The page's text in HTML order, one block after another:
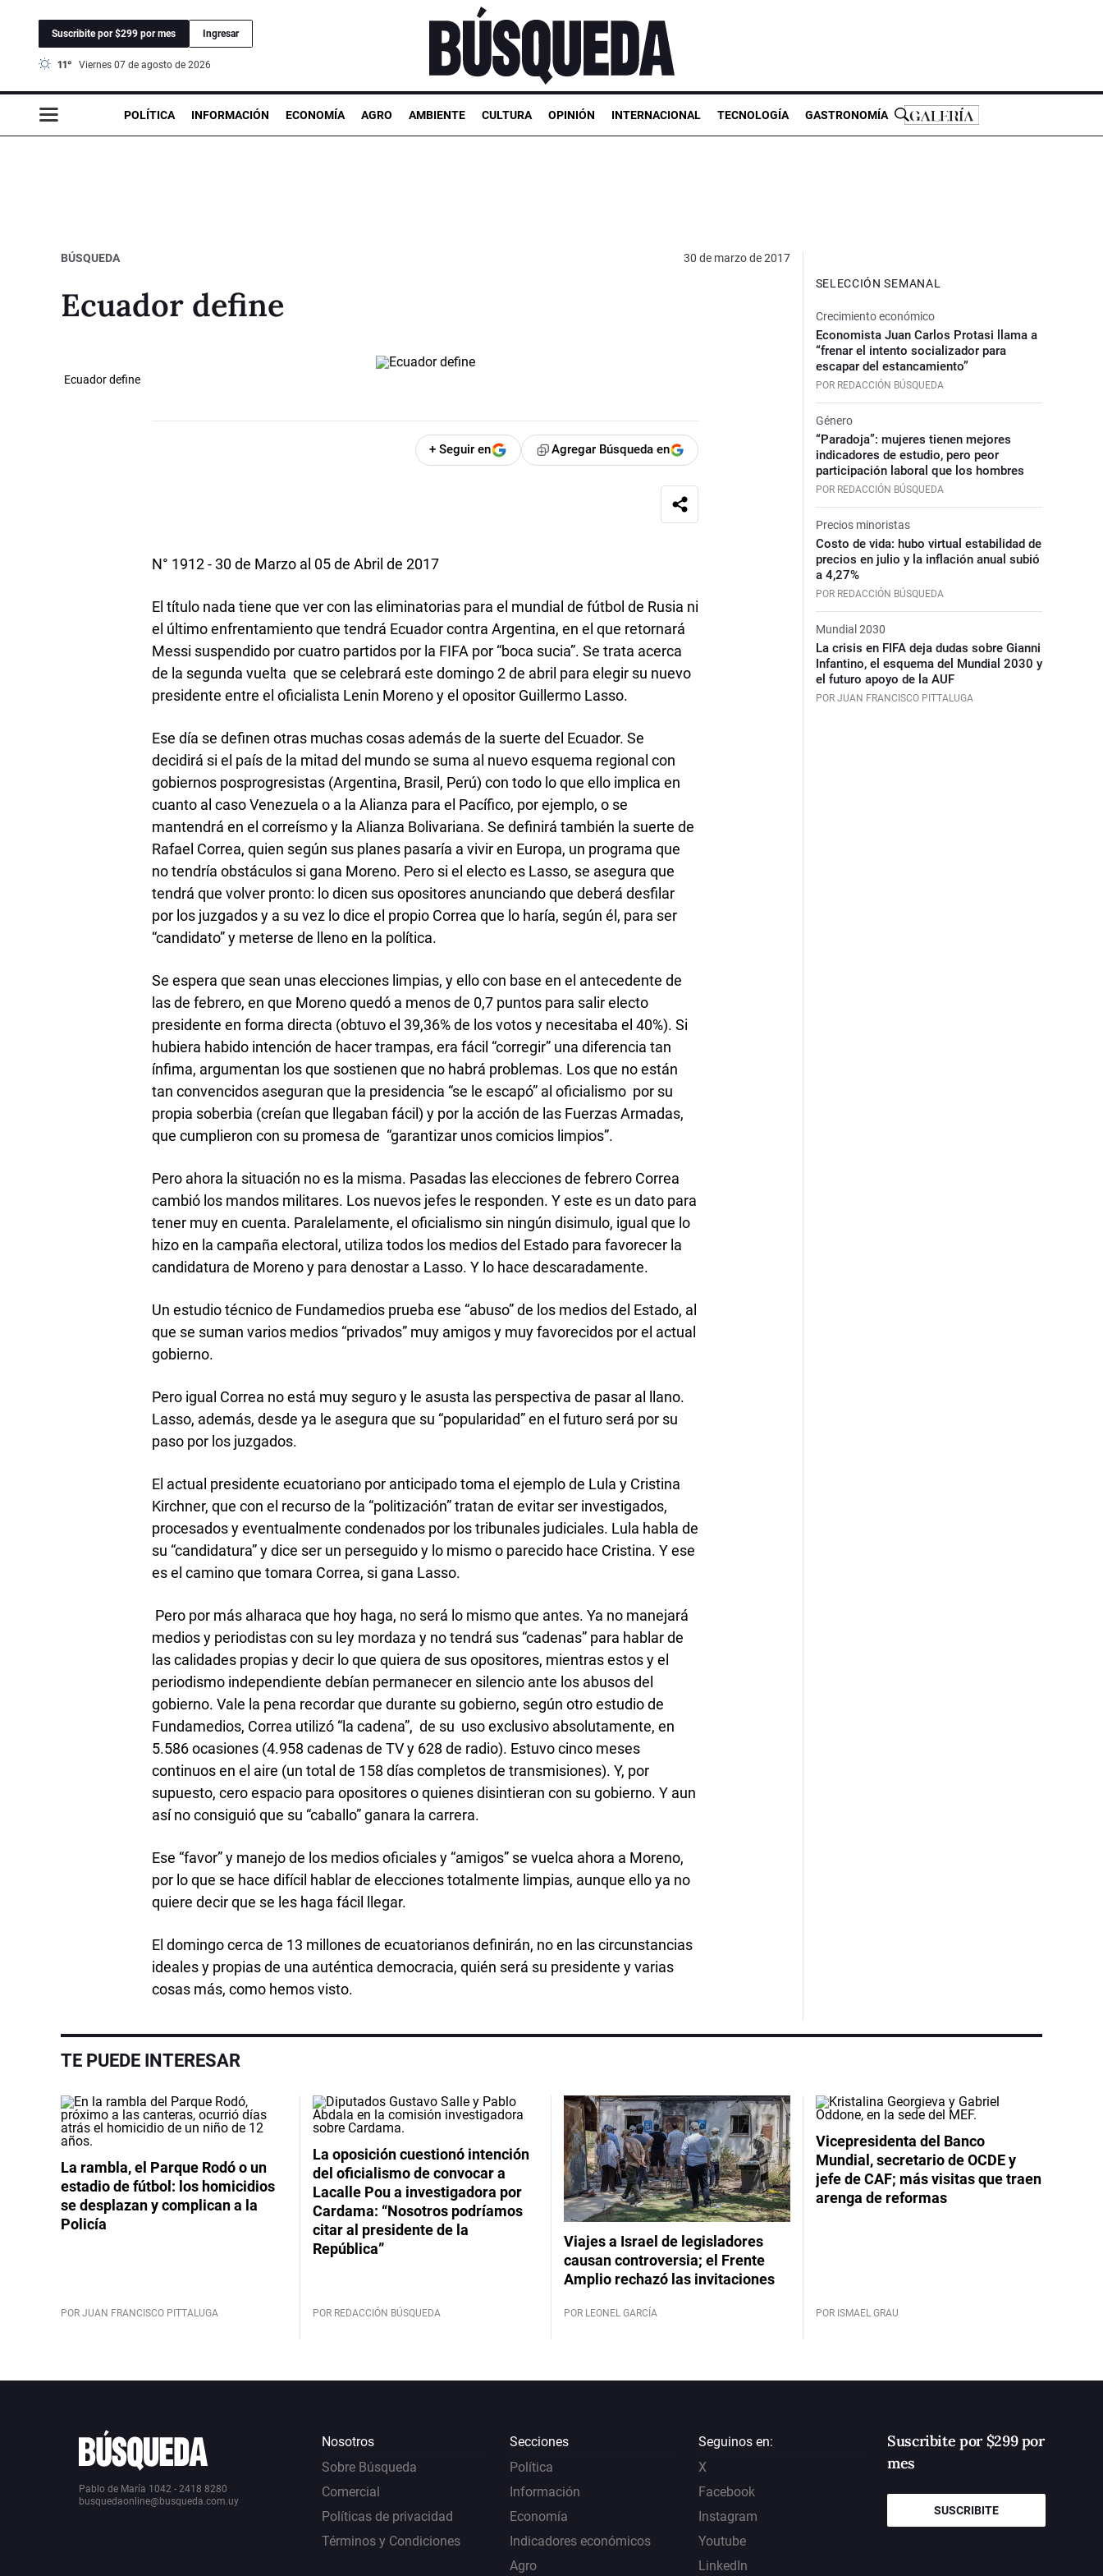
Suscribite por $299 por mes Ingresar
11° viernes 07 de agosto de 2026
POLÍTICA INFORMACIÓN ECONOMÍA AGRO AMBIENTE CULTURA OPINIÓN INTERNACIONAL TECNOLOGÍA GASTRONOMÍA
BÚSQUEDA 30 de marzo de 2017
Ecuador define
Ecuador define
+ Seguir en Agregar Búsqueda en
N° 1912 - 30 de Marzo al 05 de Abril de 2017
El título nada tiene que ver con las eliminatorias para el mundial de fútbol de Rusia ni
el último enfrentamiento que tendrá Ecuador contra Argentina, en el que retornará
Messi suspendido por cuatro partidos por la FIFA por “boca sucia”. Se trata acerca
de la segunda vuelta que se celebrará este domingo 2 de abril para elegir su nuevo
presidente entre el oficialista Lenin Moreno y el opositor Guillermo Lasso.
Ese día se definen otras muchas cosas además de la suerte del Ecuador. Se
decidirá si el país de la mitad del mundo se suma al nuevo esquema regional con
gobiernos posprogresistas (Argentina, Brasil, Perú) con todo lo que ello implica en
cuanto al caso Venezuela o a la Alianza para el Pacífico, por ejemplo, o se
mantendrá en el correísmo y la Alianza Bolivariana. Se definirá también la suerte de
Rafael Correa, quien según sus planes pasaría a vivir en Europa, un programa que
no tendría obstáculos si gana Moreno. Pero si el electo es Lasso, se asegura que
tendrá que volver pronto: lo dicen sus opositores anunciando que deberá desfilar
por los juzgados y a su vez lo dice el propio Correa que lo haría, según él, para ser
“candidato” y meterse de lleno en la política.
Se espera que sean unas elecciones limpias, y ello con base en el antecedente de
las de febrero, en que Moreno quedó a menos de 0,7 puntos para salir electo
presidente en forma directa (obtuvo el 39,36% de los votos y necesitaba el 40%). Si
hubiera habido intención de hacer trampas, era fácil “corregir” una diferencia tan
ínfima, argumentan los que sostienen que no habrá problemas. Los que no están
tan convencidos aseguran que la presidencia “se le escapó” al oficialismo por su
propia soberbia (creían que llegaban fácil) y por la acción de las Fuerzas Armadas,
que cumplieron con su promesa de “garantizar unos comicios limpios”.
Pero ahora la situación no es la misma. Pasadas las elecciones de febrero Correa
cambió los mandos militares. Los nuevos jefes le responden. Y este es un dato para
tener muy en cuenta. Paralelamente, el oficialismo sin ningún disimulo, igual que lo
hizo en la campaña electoral, utiliza todos los medios del Estado para favorecer la
candidatura de Moreno y para denostar a Lasso. Y lo hace descaradamente.
Un estudio técnico de Fundamedios prueba ese “abuso” de los medios del Estado, al
que se suman varios medios “privados” muy amigos y muy favorecidos por el actual
gobierno.
Pero igual Correa no está muy seguro y le asusta las perspectiva de pasar al llano.
Lasso, además, desde ya le asegura que su “popularidad” en el futuro será por su
paso por los juzgados.
El actual presidente ecuatoriano por anticipado toma el ejemplo de Lula y Cristina
Kirchner, que con el recurso de la “politización” tratan de evitar ser investigados,
procesados y eventualmente condenados por los tribunales judiciales. Lula habla de
su “candidatura” y dice ser un perseguido y lo mismo o parecido hace Cristina. Y ese
es el camino que tomara Correa, si gana Lasso.
Pero por más alharaca que hoy haga, no será lo mismo que antes. Ya no manejará
medios y periodistas con su ley mordaza y no tendrá sus “cadenas” para hablar de
las calidades propias y decir lo que quiera de sus opositores, mientras estos y el
periodismo independiente debían permanecer en silencio ante los abusos del
gobierno. Vale la pena recordar que durante su gobierno, según otro estudio de
Fundamedios, Correa utilizó “la cadena”, de su uso exclusivo absolutamente, en
5.586 ocasiones (4.958 cadenas de TV y 628 de radio). Estuvo cinco meses
continuos en el aire (un total de 158 días completos de transmisiones). Y, por
supuesto, cero espacio para opositores o quienes disintieran con su gobierno. Y aun
así no consiguió que su “caballo” ganara la carrera.
Ese “favor” y manejo de los medios oficiales y “amigos” se vuelca ahora a Moreno,
por lo que se hace difícil hablar de elecciones totalmente limpias, aunque ello ya no
quiere decir que se les haga fácil llegar.
El domingo cerca de 13 millones de ecuatorianos definirán, no en las circunstancias
ideales y propias de una auténtica democracia, quién será su presidente y varias
cosas más, como hemos visto.
SELECCIÓN SEMANAL
Crecimiento económico
Economista Juan Carlos Protasi llama a
“frenar el intento socializador para
escapar del estancamiento”
POR REDACCIÓN BÚSQUEDA
Género
“Paradoja”: mujeres tienen mejores
indicadores de estudio, pero peor
participación laboral que los hombres
POR REDACCIÓN BÚSQUEDA
Precios minoristas
Costo de vida: hubo virtual estabilidad de
precios en julio y la inflación anual subió
a 4,27%
POR REDACCIÓN BÚSQUEDA
Mundial 2030
La crisis en FIFA deja dudas sobre Gianni
Infantino, el esquema del Mundial 2030 y
el futuro apoyo de la AUF
POR JUAN FRANCISCO PITTALUGA
TE PUEDE INTERESAR
La rambla, el Parque Rodó o un
estadio de fútbol: los homicidios
se desplazan y complican a la
Policía
POR JUAN FRANCISCO PITTALUGA
La oposición cuestionó intención
del oficialismo de convocar a
Lacalle Pou a investigadora por
Cardama: “Nosotros podríamos
citar al presidente de la
República”
POR REDACCIÓN BÚSQUEDA
Viajes a Israel de legisladores
causan controversia; el Frente
Amplio rechazó las invitaciones
POR LEONEL GARCÍA
Vicepresidenta del Banco
Mundial, secretario de OCDE y
jefe de CAF; más visitas que traen
arenga de reformas
POR ISMAEL GRAU
Pablo de María 1042 - 2418 8280
busquedaonline@busqueda.com.uy
Nosotros
Sobre Búsqueda
Comercial
Políticas de privacidad
Términos y Condiciones
Secciones
Política
Información
Economía
Indicadores económicos
Agro
Seguinos en:
X
Facebook
Instagram
Youtube
LinkedIn
Suscribite por $299 por
mes
SUSCRIBITE